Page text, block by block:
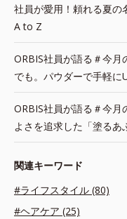
社員が愛用！頼れる夏の
A to Z
ORBIS社員が語る＃今
でも。パウダーで手軽に
ORBIS社員が語る＃今
よさを追求した「塗るあ
関連キーワード
#ライフスタイル (80)
#ヘアケア (25)